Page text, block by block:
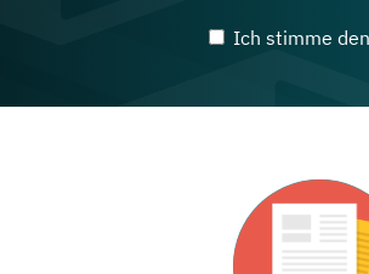
Ich stimme den